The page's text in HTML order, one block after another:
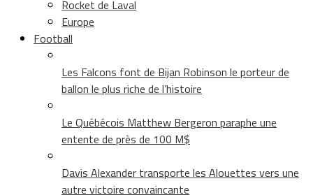
Rocket de Laval
Europe
Football
Les Falcons font de Bijan Robinson le porteur de
ballon le plus riche de l’histoire
Le Québécois Matthew Bergeron paraphe une
entente de près de 100 M$
Davis Alexander transporte les Alouettes vers une
autre victoire convaincante